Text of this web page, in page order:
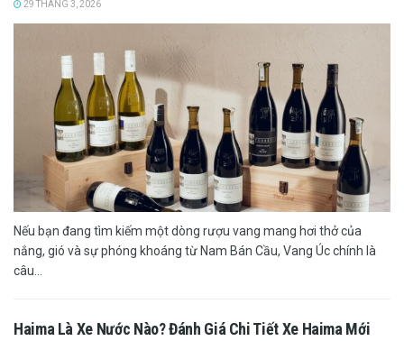
29 THÁNG 3, 2026
Nếu bạn đang tìm kiếm một dòng rượu vang mang hơi thở của
nắng, gió và sự phóng khoáng từ Nam Bán Cầu, Vang Úc chính là
câu...
Haima Là Xe Nước Nào? Đánh Giá Chi Tiết Xe Haima Mới